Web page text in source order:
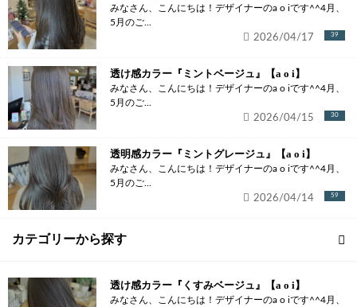
みなさん、こんにちは！デザイナーのa o iです^^4月、
5月のご...
39
2026/04/17
透け感カラー『ミントベージュ』【a o i】
みなさん、こんにちは！デザイナーのa o iです^^4月、
5月のご...
30
2026/04/15
透明感カラー『ミントグレージュ』【a o i】
みなさん、こんにちは！デザイナーのa o iです^^4月、
5月のご...
59
2026/04/14
カテゴリーから探す
透け感カラー『くすみベージュ』【a o i】
みなさん、こんにちは！デザイナーのa o iです^^4月、